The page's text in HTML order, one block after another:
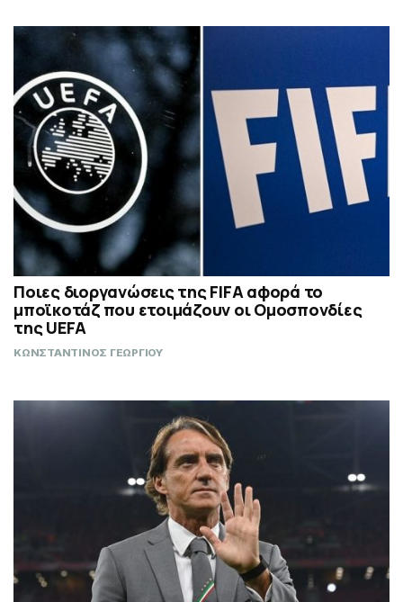
Ποιες διοργανώσεις της FIFA αφορά το
μποϊκοτάζ που ετοιμάζουν οι Ομοσπονδίες
της UEFA
ΚΩΝΣΤΑΝΤΙΝΟΣ ΓΕΩΡΓΙΟΥ